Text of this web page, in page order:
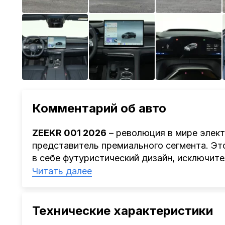
Комментарий об авто
ZEEKR 001 2026 – революция в мире
представитель премиального сегмента.
в себе футуристический дизайн,
технологичность, что делает поездки не
Под капотомZEEKR 001скрыта
мгновенно переносит вас в мир динамики
Читать далее
Технические характеристики